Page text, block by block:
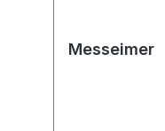
Messeimer